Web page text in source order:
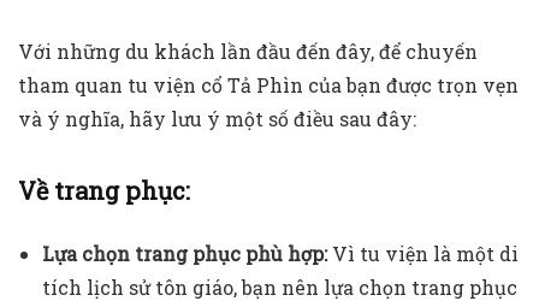
Với những du khách lần đầu đến đây, để chuyến
tham quan tu viện cổ Tả Phìn của bạn được trọn vẹn
và ý nghĩa, hãy lưu ý một số điều sau đây:
Về trang phục:
Lựa chọn trang phục phù hợp:Vì tu viện là một di
tích lịch sử tôn giáo, bạn nên lựa chọn trang phục